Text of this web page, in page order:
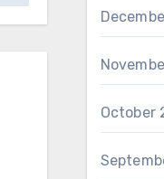
October